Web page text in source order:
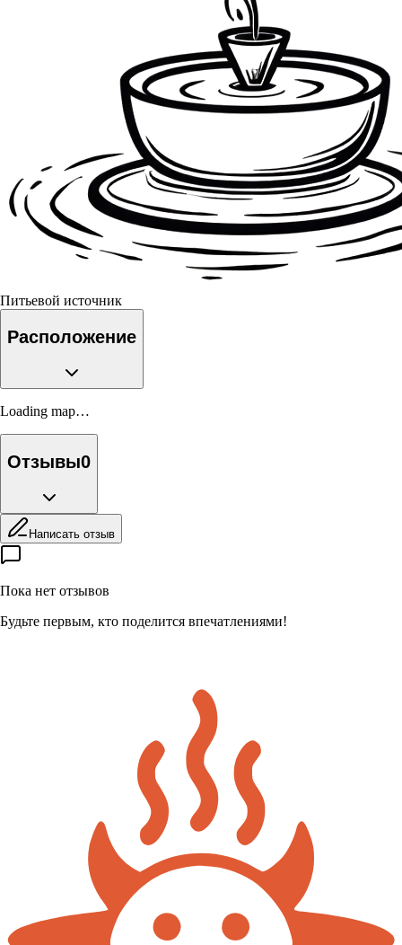
Питьевой источник
Расположение
Loading map…
Отзывы0
Написать отзыв
Пока нет отзывов
Будьте первым, кто поделится впечатлениями!